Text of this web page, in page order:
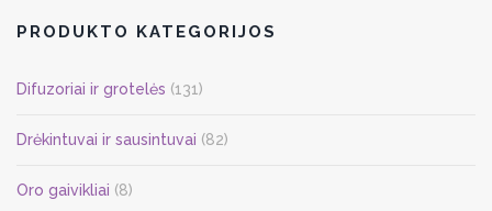
PRODUKTO KATEGORIJOS
Difuzoriai ir grotelės (131)
Drėkintuvai ir sausintuvai (82)
Oro gaivikliai (8)